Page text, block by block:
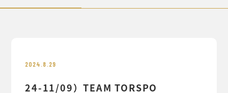
2024.8.29
24-11/09）TEAM TORSPO